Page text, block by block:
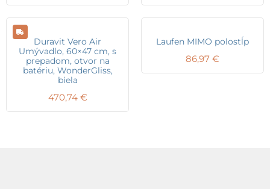
Duravit Vero Air
Umývadlo, 60×47 cm, s
prepadom, otvor na
batériu, WonderGliss,
biela
470,74 €
Laufen MIMO polostĺp
86,97 €